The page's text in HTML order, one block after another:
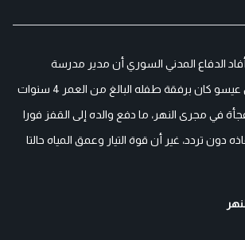
الدفاع المدني السوري أن مدير مدرسة
“الرمادية” عبدو حسين عيسو كان برفقة طفله البالغ من العمر 4 سنوات
في مجرى النهر، ما دفع والده إلى القفز فورا
دون تردد، غير أن قوة التيار وعمق المياه حالتا